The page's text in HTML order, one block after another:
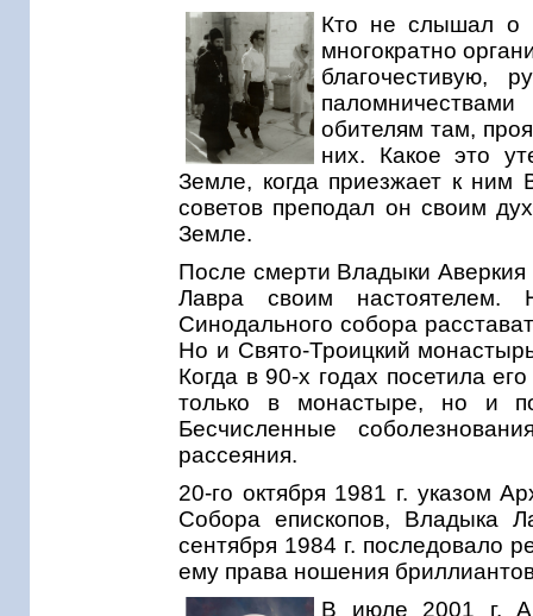
Кто не слышал о
многократно
благочестивую,
обителям там,
них. Какое это
Земле, когда приезжает к ним
советов преподал он своим
Земле.
После смерти Владыки
Лавра своим
Синодального собора
Но и Свято-Троицкий
Когда в 90-х годах посетила
только в монастыре, но и
Бесчисленные
рассеяния.
20-го октября 1981 г. указом
Собора епископов, Владыка
сентября 1984 г. последовало
ему права ношения
В июле 2001 г.